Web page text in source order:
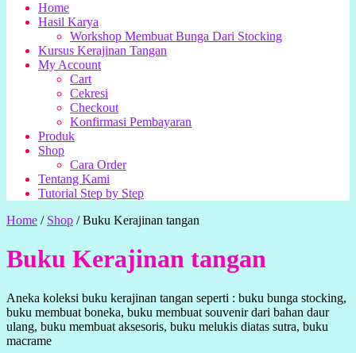
Home
Hasil Karya
Workshop Membuat Bunga Dari Stocking
Kursus Kerajinan Tangan
My Account
Cart
Cekresi
Checkout
Konfirmasi Pembayaran
Produk
Shop
Cara Order
Tentang Kami
Tutorial Step by Step
Home / Shop /Buku Kerajinan tangan
Buku Kerajinan tangan
Aneka koleksi buku kerajinan tangan seperti : buku bunga stocking,
buku membuat boneka, buku membuat souvenir dari bahan daur
ulang, buku membuat aksesoris, buku melukis diatas sutra, buku
macrame